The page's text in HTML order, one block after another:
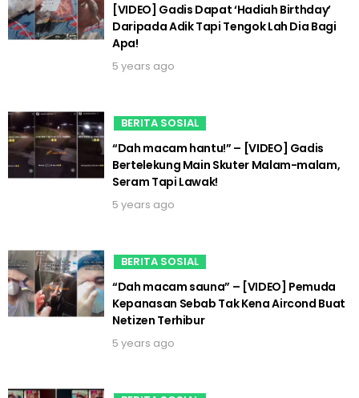
[VIDEO] Gadis Dapat ‘Hadiah Birthday’
Daripada Adik Tapi Tengok Lah Dia Bagi
Apa!
5 years ago
BERITA SOSIAL
“Dah macam hantu!” – [VIDEO] Gadis
Bertelekung Main Skuter Malam-malam,
Seram Tapi Lawak!
5 years ago
BERITA SOSIAL
“Dah macam sauna” – [VIDEO] Pemuda
Kepanasan Sebab Tak Kena Aircond Buat
Netizen Terhibur
5 years ago